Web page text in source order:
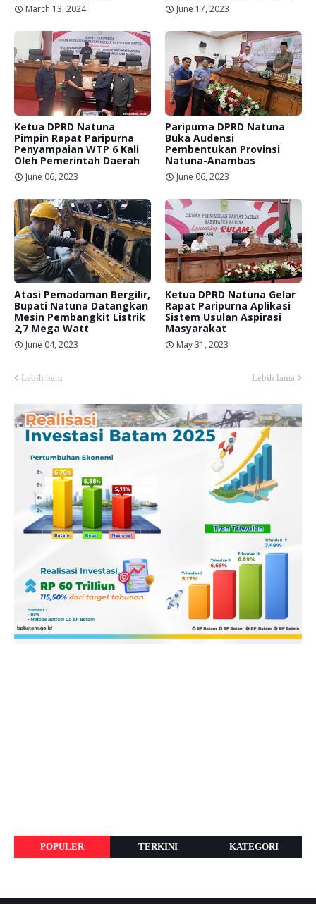
March 13, 2024 June 17, 2023
Ketua DPRD Natuna
Pimpin Rapat Paripurna
Penyampaian WTP 6 Kali
Oleh Pemerintah Daerah
June 06, 2023
Paripurna DPRD Natuna
Buka Audensi
Pembentukan Provinsi
Natuna-Anambas
June 06, 2023
Atasi Pemadaman Bergilir,
Bupati Natuna Datangkan
Mesin Pembangkit Listrik
2,7 Mega Watt
June 04, 2023
Ketua DPRD Natuna Gelar
Rapat Paripurna Aplikasi
Sistem Usulan Aspirasi
Masyarakat
May 31, 2023
Lebih baru Lebih lama
POPULER TERKINI KATEGORI